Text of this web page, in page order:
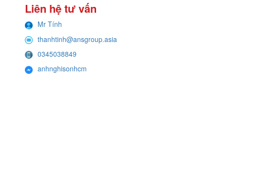
Liên hệ tư vấn
Mr Tính
thanhtinh@ansgroup.asia
0345038849
anhnghisonhcm